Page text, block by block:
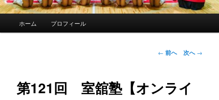
ホーム プロフィール
投
ゲ
← 前へ 次へ→
第121回 室舘塾【オンライ